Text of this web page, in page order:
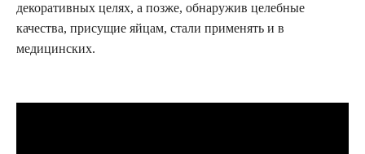
декоративных целях, а позже, обнаружив целебные
качества, присущие яйцам, стали применять и в
медицинских.